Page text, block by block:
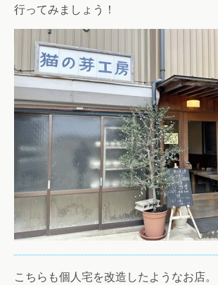
行ってみましょう！
こちらも個人宅を改造したようなお店。